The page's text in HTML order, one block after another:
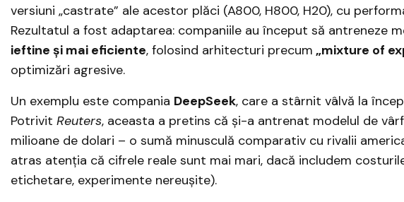
versiuni „castrate” ale acestor plăci (A800, H800, H20), cu
Rezultatul a fost adaptarea: companiile au început să antreneze
ieftine și mai eficiente, folosind arhitecturi precum „mixture of
optimizări agresive.
Un exemplu este compania DeepSeek, care a stârnit vâlvă la
Potrivit Reuters, aceasta a pretins că și-a antrenat modelul de
milioane de dolari – o sumă minusculă comparativ cu rivalii
atras atenția că cifrele reale sunt mai mari, dacă includem
etichetare, experimente nereușite).